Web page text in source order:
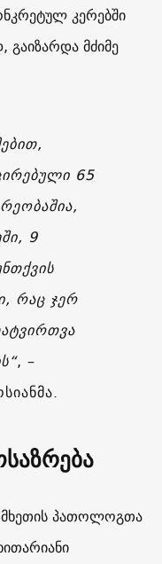
კერებში
მძიმე
65
9
რაც ჯერ
, –
პათოლოგთა